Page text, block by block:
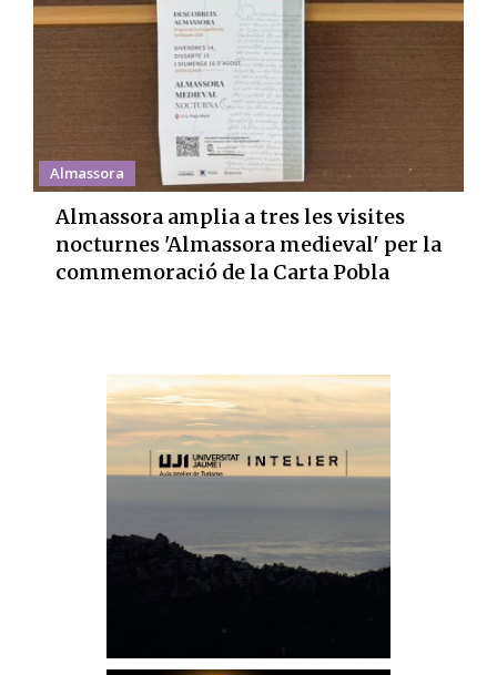
Almassora
Almassora amplia a tres les visites
nocturnes 'Almassora medieval' per la
commemoració de la Carta Pobla